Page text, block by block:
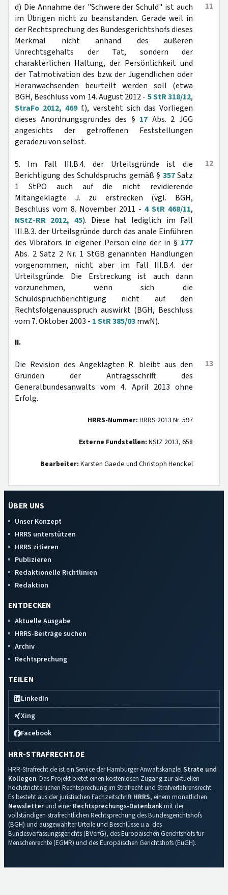
11
d) Die Annahme der "Schwere der Schuld" ist auch
im Übrigen nicht zu beanstanden. Gerade weil in
der Rechtsprechung des Bundesgerichtshofs dieses
Merkmal nicht anhand des äußeren
Unrechtsgehalts der Tat, sondern der
charakterlichen Haltung, der Persönlichkeit und
der Tatmotivation des bzw. der Jugendlichen oder
Heranwachsenden beurteilt werden soll (etwa
BGH, Beschluss vom 14. August 2012 - 5 StR 318/12,
StraFo 2012, 469f.), versteht sich das Vorliegen
dieses Anordnungsgrundes des § 17 Abs. 2 JGG
angesichts der getroffenen Feststellungen
geradezu von selbst.
12
5. Im Fall III.B.4. der Urteilsgründe ist die
Berichtigung des Schuldspruchs gemäß § 357Satz
1 StPO auch auf die nicht revidierende
Mitangeklagte J. zu erstrecken (vgl. BGH,
Beschluss vom 8. November 2011 - 4 StR 468/11,
NStZ-RR 2012, 45). Diese hat lediglich im Fall
III.B.3. der Urteilsgründe durch das anale Einführen
des Vibrators in eigener Person eine der in § 177
Abs. 2 Satz 2 Nr. 1 StGB genannten Handlungen
vorgenommen, nicht aber im Fall III.B.4. der
Urteilsgründe. Die Erstreckung ist auch dann
vorzunehmen, wenn sich die
Schuldspruchberichtigung nicht auf den
Rechtsfolgenausspruch auswirkt (BGH, Beschluss
vom 7. Oktober 2003 - 1 StR 385/03mwN).
II.
13
Die Revision des Angeklagten R. bleibt aus den
Gründen der Antragsschrift des
Generalbundesanwalts vom 4. April 2013 ohne
Erfolg.
HRRS-Nummer: HRRS 2013 Nr. 597
Externe Fundstellen: NStZ 2013, 658
Bearbeiter: Karsten Gaede und Christoph Henckel
ÜBER UNS
Unser Konzept
HRRS unterstützen
HRRS zitieren
Publizieren
Redaktionelle Richtlinien
Redaktion
ENTDECKEN
Aktuelle Ausgabe
HRRS-Beiträge suchen
Archiv
Rechtsprechung
TEILEN
LinkedIn
Xing
Facebook
HRR-STRAFRECHT.DE
HRR-Strafrecht.de ist ein Service der Hamburger Anwaltskanzlei Strate und
Kollegen. Das Projekt bietet einen kostenlosen Zugang zur aktuellen
höchstrichterlichen Rechtsprechung im Strafrecht und Strafverfahrensrecht.
Es besteht aus der juristischen Fachzeitschrift HRRS, einem monatlichen
Newsletterund einerRechtsprechungs-Datenbankmit der
vollständigen strafrechtlichen Rechtsprechung des Bundesgerichtshofs
(BGH) und ausgewählter Urteile und Beschlüsse u.a. des
Bundesverfassungsgerichts (BVerfG), des Europäischen Gerichtshofs für
Menschenrechte (EGMR) und des Europäischen Gerichtshofs (EuGH).